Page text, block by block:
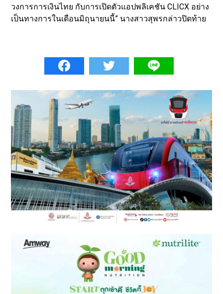
วงการการเงินไทย กับการเปิดตัวแอปพลิเคชัน CLICX อย่าง
เป็นทางการในเดือนมิถุนายนนี้” นางสาวสุพรกล่าวปิดท้าย